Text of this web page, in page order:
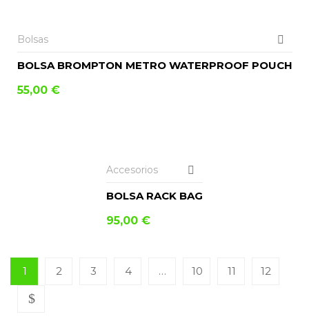
Bolsas
BOLSA BROMPTON METRO WATERPROOF POUCH
55,00 €
Accesorios
BOLSA RACK BAG
95,00 €
1 2 3 4 … 10 11 12